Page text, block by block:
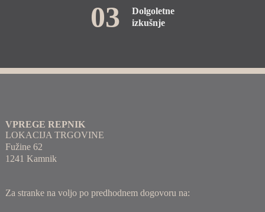
03
Dolgoletne
izkušnje
VPREGE REPNIK
LOKACIJA TRGOVINE
Fužine 62
1241 Kamnik
Za stranke na voljo po predhodnem dogovoru na: